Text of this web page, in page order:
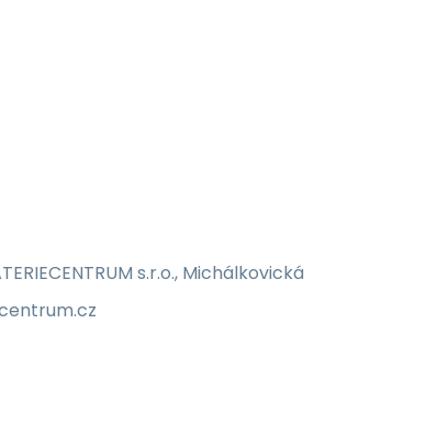
s.r.o., Michálkovická